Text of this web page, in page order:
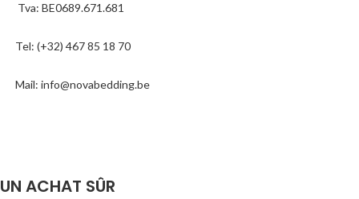
Tva: BE0689.671.681
Tel: (+32) 467 85 18 70
Mail: info@novabedding.be
UN ACHAT SÛR